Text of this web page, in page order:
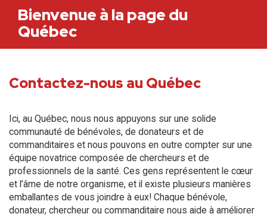
Bienvenue à la page du
Québec
Contactez-nous au Québec
Ici, au Québec, nous nous appuyons sur une solide
communauté de bénévoles, de donateurs et de
commanditaires et nous pouvons en outre compter sur une
équipe novatrice composée de chercheurs et de
professionnels de la santé. Ces gens représentent le cœur
et l’âme de notre organisme, et il existe plusieurs manières
emballantes de vous joindre à eux! Chaque bénévole,
donateur, chercheur ou commanditaire nous aide à améliorer